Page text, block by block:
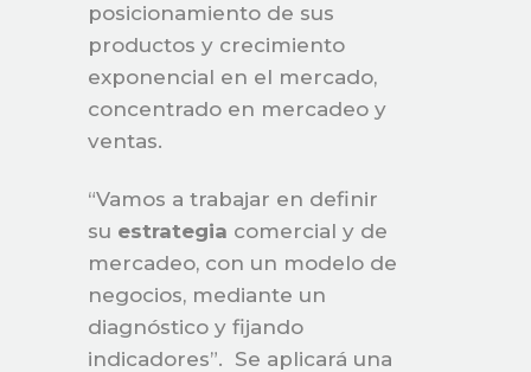
posicionamiento de sus
productos y crecimiento
exponencial en el mercado,
concentrado en mercadeo y
ventas.
“Vamos a trabajar en definir
su estrategia comercial y de
mercadeo, con un modelo de
negocios, mediante un
diagnóstico y fijando
indicadores”. Se aplicará una